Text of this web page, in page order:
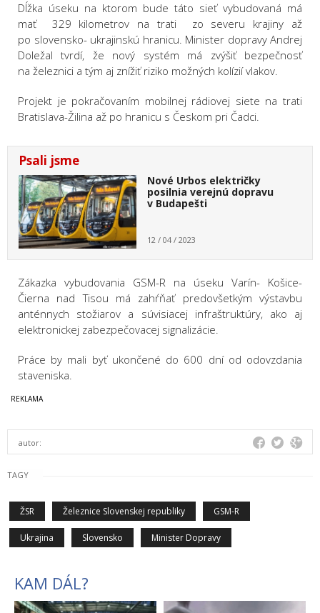
Dĺžka úseku na ktorom bude táto sieť vybudovaná má
mať 329 kilometrov na trati zo severu krajiny až
po slovensko- ukrajinskú hranicu. Minister dopravy Andrej
Doležal tvrdí, že nový systém má zvýšiť bezpečnosť
na železnici a tým aj znížiť riziko možných kolízií vlakov.
Projekt je pokračovaním mobilnej rádiovej siete na trati
Bratislava-Žilina až po hranicu s Českom pri Čadci.
Psali jsme
Nové Urbos električky
posilnia verejnú dopravu
v Budapešti
12 / 04 / 2023
Zákazka vybudovania GSM-R na úseku Varín- Košice-
Čierna nad Tisou má zahŕňať predovšetkým výstavbu
anténnych stožiarov a súvisiacej infraštruktúry, ako aj
elektronickej zabezpečovacej signalizácie.
Práce by mali byť ukončené do 600 dní od odovzdania
staveniska.
autor:
TAGY
ŽSR Železnice Slovenskej republiky GSM-R
Ukrajina Slovensko Minister Dopravy
KAM DÁL?